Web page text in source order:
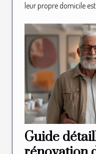
leur propre domicile
Guide